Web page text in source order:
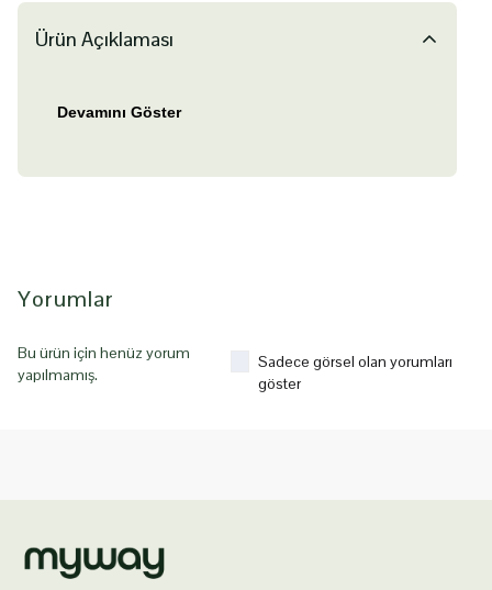
Ürün Açıklaması
Devamını Göster
Yorumlar
Bu ürün için henüz yorum
yapılmamış.
Sadece görsel olan yorumları
göster